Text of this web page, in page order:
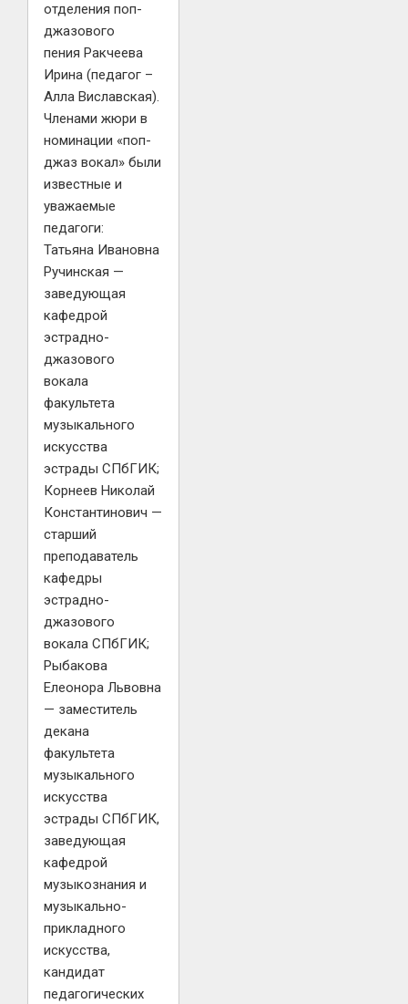
отделения поп-
джазового
пения Ракчеева
Ирина (педагог –
Алла Виславская).
Членами жюри в
номинации «поп-
джаз вокал» были
известные и
уважаемые
педагоги:
Татьяна Ивановна
Ручинская —
заведующая
кафедрой
эстрадно-
джазового
вокала
факультета
музыкального
искусства
эстрады СПбГИК;
Корнеев Николай
Константинович —
старший
преподаватель
кафедры
эстрадно-
джазового
вокала СПбГИК;
Рыбакова
Елеонора Львовна
— заместитель
декана
факультета
музыкального
искусства
эстрады СПбГИК,
заведующая
кафедрой
музыкознания и
музыкально-
прикладного
искусства,
кандидат
педагогических